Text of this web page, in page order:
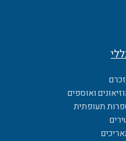
ואוספים
תעופתית